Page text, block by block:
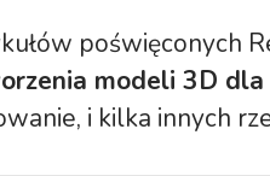
poświęconych
modeli 3D
i kilka innych